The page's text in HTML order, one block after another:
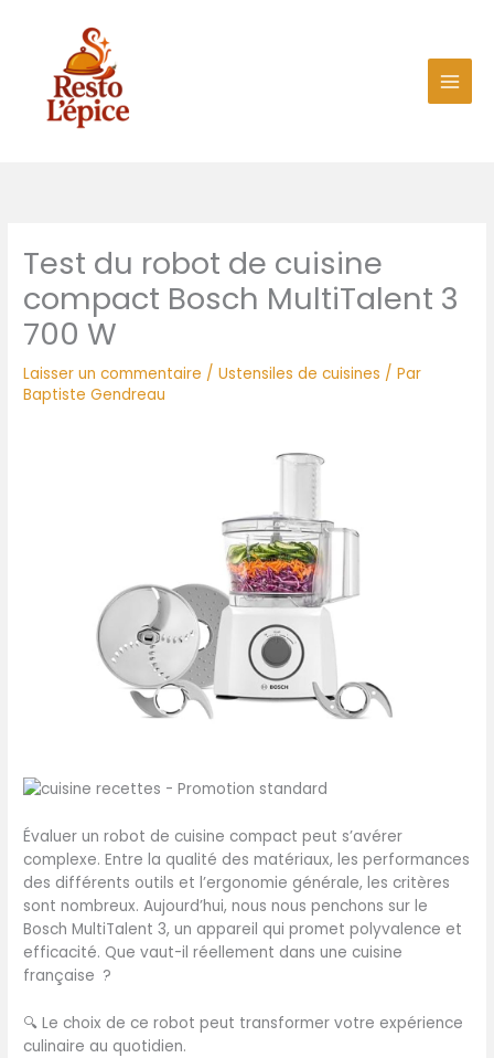
Test du robot de cuisine
compact Bosch MultiTalent 3
700 W
Laisser un commentaire /Ustensiles de cuisines / Par
Baptiste Gendreau
Évaluer un robot de cuisine compact peut s’avérer
complexe. Entre la qualité des matériaux, les performances
des différents outils et l’ergonomie générale, les critères
sont nombreux. Aujourd’hui, nous nous penchons sur le
Bosch MultiTalent 3, un appareil qui promet polyvalence et
efficacité. Que vaut-il réellement dans une cuisine
française ?
🔍 Le choix de ce robot peut transformer votre expérience
culinaire au quotidien.